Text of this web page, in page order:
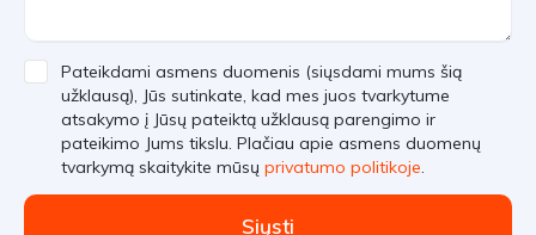
Pateikdami asmens duomenis (siųsdami mums šią
užklausą), Jūs sutinkate, kad mes juos tvarkytume
atsakymo į Jūsų pateiktą užklausą parengimo ir
pateikimo Jums tikslu. Plačiau apie asmens duomenų
tvarkymą skaitykite mūsų privatumo politikoje.
Siųsti